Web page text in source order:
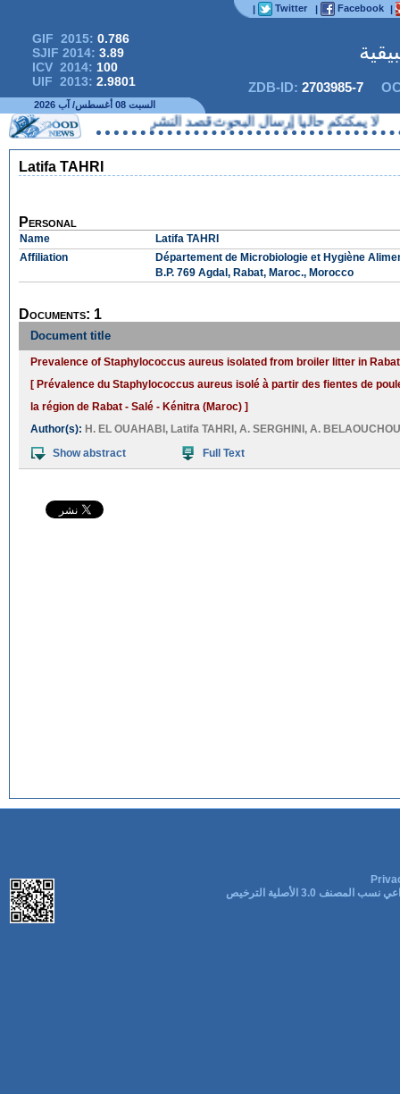
| Twitter | Facebook |
GIF 2015: 0.786
SJIF 2014: 3.89
ICV 2014: 100
UIF 2013: 2.9801 ZDB-ID: 2703985-7
السبت 08 أغسطس/ آب 2026
حاليا إرسال البحوث قصد النشر
Latifa TAHRI
Personal
Name
Latifa TAHRI
Affiliation
Département de Microbiologie et Hygiène
B.P. 769 Agdal, Rabat, Maroc., Morocco
Documents: 1
Document title
Prevalence of Staphylococcus aureus isolated from broiler litter in
[ Prévalence du Staphylococcus aureus isolé à partir des fientes de
la région de Rabat - Salé - Kénitra (Maroc) ]
Author(s): H. EL OUAHABI , Latifa TAHRI , A. SERGHINI , A. BELAOUCHOU
Show abstract
Full Text
المصنف 3.0 الأصلية الترخيص